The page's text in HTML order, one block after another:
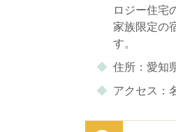
ロジー住宅
家族限定の
す。
住所：愛知
アクセス：